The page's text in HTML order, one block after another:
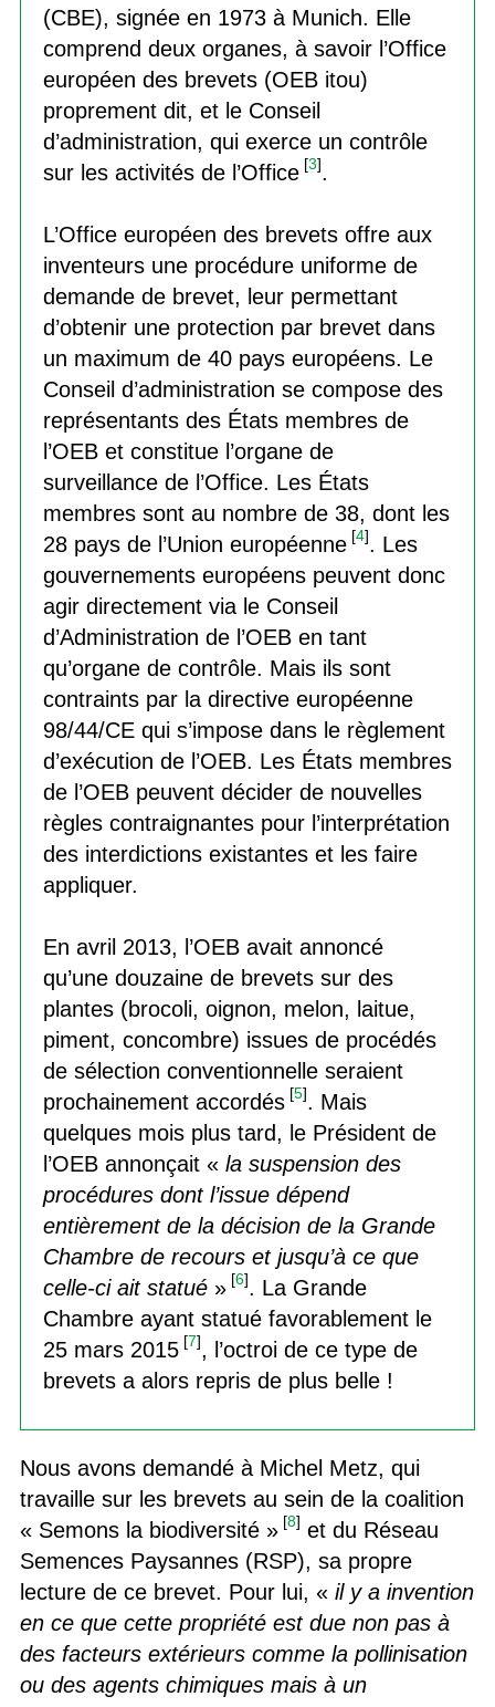
(CBE), signée en 1973 à Munich. Elle
comprend deux organes, à savoir l’Office
européen des brevets (OEB itou)
proprement dit, et le Conseil
d’administration, qui exerce un contrôle
sur les activités de l’Office [3].
L’Office européen des brevets offre aux
inventeurs une procédure uniforme de
demande de brevet, leur permettant
d’obtenir une protection par brevet dans
un maximum de 40 pays européens. Le
Conseil d’administration se compose des
représentants des États membres de
l’OEB et constitue l’organe de
surveillance de l’Office. Les États
membres sont au nombre de 38, dont les
28 pays de l’Union européenne [4]. Les
gouvernements européens peuvent donc
agir directement via le Conseil
d’Administration de l’OEB en tant
qu’organe de contrôle. Mais ils sont
contraints par la directive européenne
98/44/CE qui s’impose dans le règlement
d’exécution de l’OEB. Les États membres
de l’OEB peuvent décider de nouvelles
règles contraignantes pour l’interprétation
des interdictions existantes et les faire
appliquer.
En avril 2013, l’OEB avait annoncé
qu’une douzaine de brevets sur des
plantes (brocoli, oignon, melon, laitue,
piment, concombre) issues de procédés
de sélection conventionnelle seraient
prochainement accordés [5]. Mais
quelques mois plus tard, le Président de
l’OEB annonçait « la suspension des
procédures dont l’issue dépend
entièrement de la décision de la Grande
Chambre de recours et jusqu’à ce que
celle-ci ait statué» [6]. La Grande
Chambre ayant statué favorablement le
25 mars 2015 [7], l’octroi de ce type de
brevets a alors repris de plus belle !
Nous avons demandé à Michel Metz, qui
travaille sur les brevets au sein de la coalition
« Semons la biodiversité » [8] et du Réseau
Semences Paysannes (RSP), sa propre
lecture de ce brevet. Pour lui, « il y a invention
en ce que cette propriété est due non pas à
des facteurs extérieurs comme la pollinisation
ou des agents chimiques mais à un